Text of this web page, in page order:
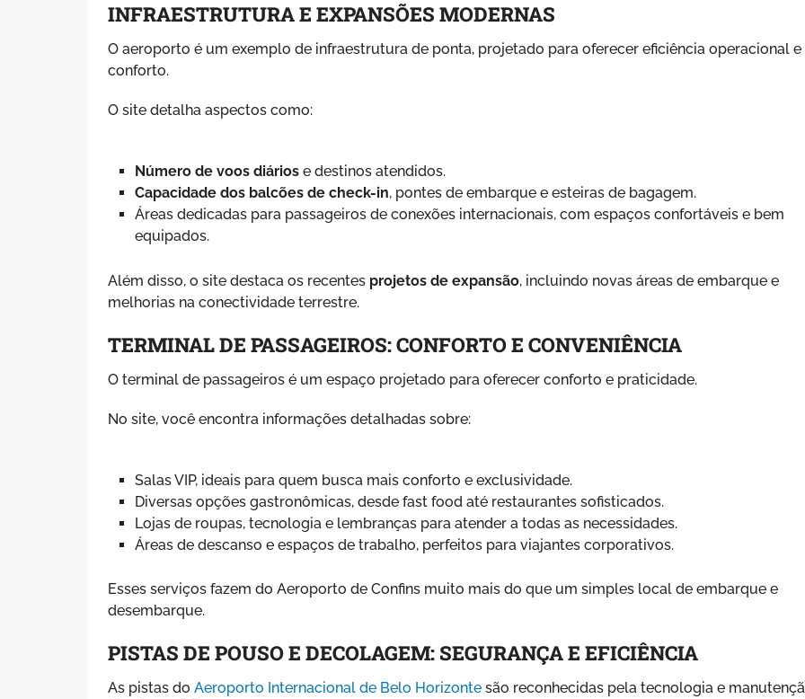
INFRAESTRUTURA E EXPANSÕES MODERNAS
O aeroporto é um exemplo de infraestrutura de ponta, projetado para oferecer eficiência operacional e
conforto.
O site detalha aspectos como:
Número de voos diários e destinos atendidos.
Capacidade dos balcões de check-in, pontes de embarque e esteiras de bagagem.
Áreas dedicadas para passageiros de conexões internacionais, com espaços confortáveis e bem
equipados.
Além disso, o site destaca os recentes projetos de expansão, incluindo novas áreas de embarque e
melhorias na conectividade terrestre.
TERMINAL DE PASSAGEIROS: CONFORTO E CONVENIÊNCIA
O terminal de passageiros é um espaço projetado para oferecer conforto e praticidade.
No site, você encontra informações detalhadas sobre:
Salas VIP, ideais para quem busca mais conforto e exclusividade.
Diversas opções gastronômicas, desde fast food até restaurantes sofisticados.
Lojas de roupas, tecnologia e lembranças para atender a todas as necessidades.
Áreas de descanso e espaços de trabalho, perfeitos para viajantes corporativos.
Esses serviços fazem do Aeroporto de Confins muito mais do que um simples local de embarque e
desembarque.
PISTAS DE POUSO E DECOLAGEM: SEGURANÇA E EFICIÊNCIA
As pistas doAeroporto Internacional de Belo Horizonte são reconhecidas pela tecnologia e